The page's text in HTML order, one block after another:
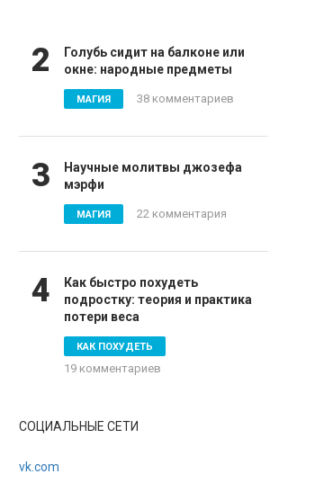
2
Голубь сидит на балконе или
окне: народные предметы
МАГИЯ 38 комментариев
3
Научные молитвы джозефа
мэрфи
МАГИЯ 22 комментария
4
Как быстро похудеть
подростку: теория и практика
потери веса
КАК ПОХУДЕТЬ
19 комментариев
СОЦИАЛЬНЫЕ СЕТИ
vk.com